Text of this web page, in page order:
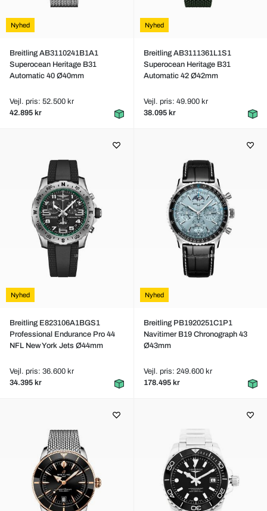
Nyhed
Breitling AB3110241B1A1
Superocean Heritage B31
Automatic 40 Ø40mm
Vejl. pris: 52.500 kr
42.895 kr
Nyhed
Breitling AB3111361L1S1
Superocean Heritage B31
Automatic 42 Ø42mm
Vejl. pris: 49.900 kr
38.095 kr
Nyhed
Breitling E823106A1BGS1
Professional Endurance Pro 44
NFL New York Jets Ø44mm
Vejl. pris: 36.600 kr
34.395 kr
Nyhed
Breitling PB1920251C1P1
Navitimer B19 Chronograph 43
Ø43mm
Vejl. pris: 249.600 kr
178.495 kr